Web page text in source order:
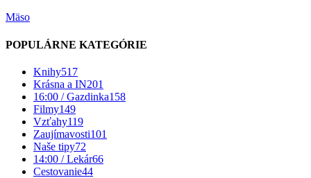
Mäso
POPULÁRNE KATEGÓRIE
Knihy517
Krásna a IN201
16:00 / Gazdinka158
Filmy149
Vzťahy119
Zaujímavosti101
Naše tipy72
14:00 / Lekár66
Cestovanie44